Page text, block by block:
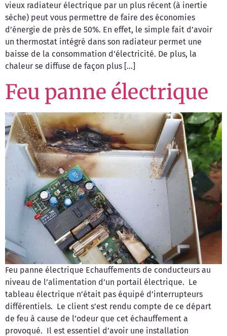
vieux radiateur électrique par un plus récent (à inertie
sèche) peut vous permettre de faire des économies
d’énergie de près de 50%. En effet, le simple fait d’avoir
un thermostat intégré dans son radiateur permet une
baisse de la consommation d’électricité. De plus, la
chaleur se diffuse de façon plus […]
Feu panne électrique
Feu panne électrique Echauffements de conducteurs au
niveau de l’alimentation d’un portail électrique. Le
tableau électrique n’était pas équipé d’interrupteurs
différentiels. Le client s’est rendu compte de ce départ
de feu à cause de l’odeur que cet échauffement a
provoqué. Il est essentiel d’avoir une installation